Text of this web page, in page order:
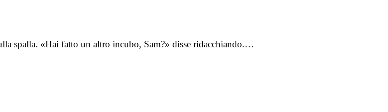
spalla. «Hai fatto un altro incubo, Sam?» disse ridacchiando.…